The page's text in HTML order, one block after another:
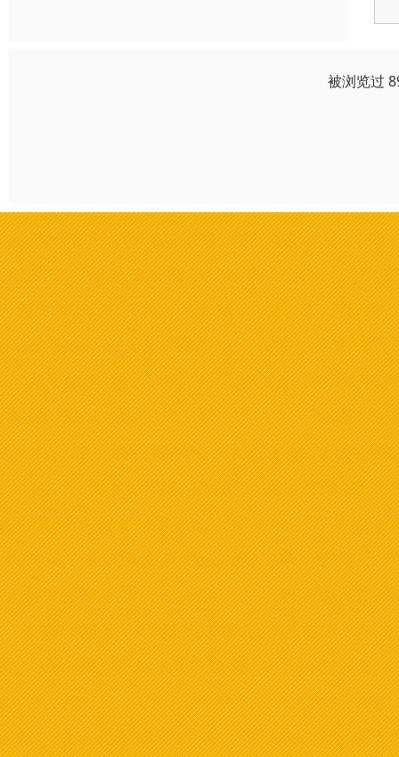
被浏览过